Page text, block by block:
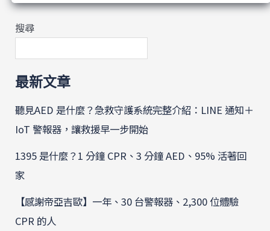
搜尋
最新文章
聽見AED 是什麼？急救守護系統完整介紹：LINE 通知＋
IoT 警報器，讓救援早一步開始
1395 是什麼？1 分鐘 CPR、3 分鐘 AED、95% 活著回
家
【感謝帝亞吉歐】一年、30 台警報器、2,300 位體驗
CPR 的人